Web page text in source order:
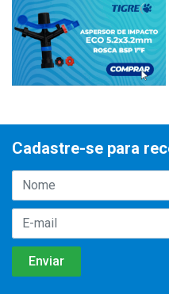
Cadastre-se para